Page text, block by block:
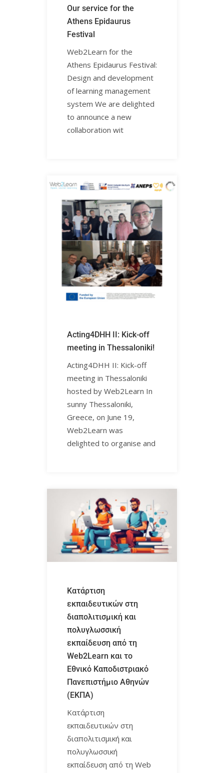
Our service for the
Athens Epidaurus
Festival
Web2Learn for the
Athens Epidaurus Festival:
Design and development
of learning management
system We are delighted
to announce a new
collaboration wit
Acting4DHH II: Kick-off
meeting in Thessaloniki!
Acting4DHH II: Kick-off
meeting in Thessaloniki
hosted by Web2Learn In
sunny Thessaloniki,
Greece, on June 19,
Web2Learn was
delighted to organise and
Κατάρτιση
εκπαιδευτικών στη
διαπολιτισμική και
πολυγλωσσική
εκπαίδευση από τη
Web2Learn και το
Εθνικό Καποδιστριακό
Πανεπιστήμιο Αθηνών
(ΕΚΠΑ)
Κατάρτιση
εκπαιδευτικών στη
διαπολιτισμική και
πολυγλωσσική
εκπαίδευση από τη Web